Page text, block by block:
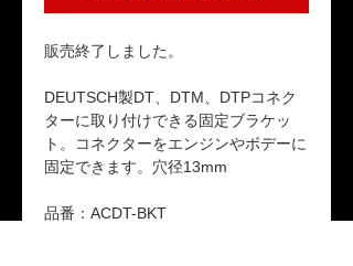
販売終了しました。
DEUTSCH製DT、DTM、DTPコネク
ターに取り付けできる固定ブラケッ
ト。コネクターをエンジンやボデーに
固定できます。穴径13mm
品番：ACDT-BKT